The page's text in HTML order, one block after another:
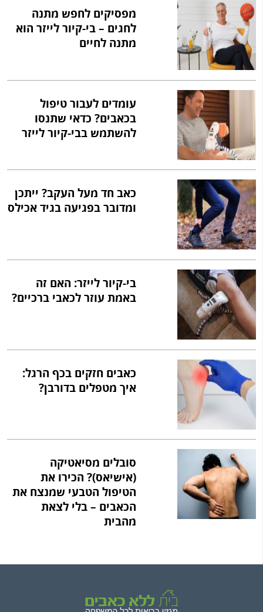
מפסיקים לחפש מתנה
לחגים – בי-קיור לייזר הוא
מתנה לחיים
עומדים לעבור טיפול
בכאבים? כדאי שתנסו
להשתמש בבי-קיור לייזר
כאב חד מעל העקב? ייתכן
ומדובר בפגיעה בגיד אכילס
בי-קיור לייזר: האם זה
באמת עוזר לכאבי ברכיים?
כאבים חזקים בכף הרגל:
איך מטפלים בדורבן?
סובלים מסיאטיקה
(אישיאס)? הכירו את
הטיפול הטבעי שמנצח את
הכאבים – בלי לצאת
מהבית